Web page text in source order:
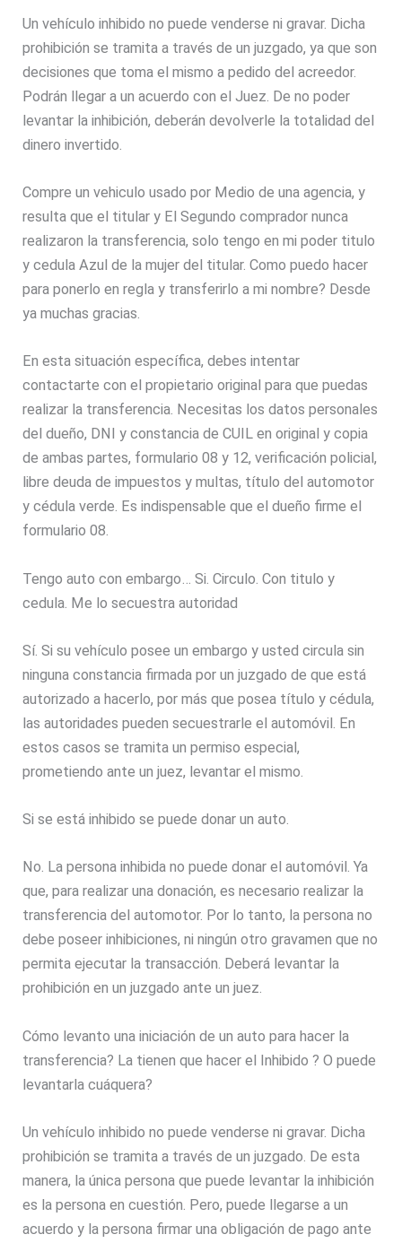
Un vehículo inhibido no puede venderse ni gravar. Dicha
prohibición se tramita a través de un juzgado, ya que son
decisiones que toma el mismo a pedido del acreedor.
Podrán llegar a un acuerdo con el Juez. De no poder
levantar la inhibición, deberán devolverle la totalidad del
dinero invertido.
Compre un vehiculo usado por Medio de una agencia, y
resulta que el titular y El Segundo comprador nunca
realizaron la transferencia, solo tengo en mi poder titulo
y cedula Azul de la mujer del titular. Como puedo hacer
para ponerlo en regla y transferirlo a mi nombre? Desde
ya muchas gracias.
En esta situación específica, debes intentar
contactarte con el propietario original para que puedas
realizar la transferencia. Necesitas los datos personales
del dueño, DNI y constancia de CUIL en original y copia
de ambas partes, formulario 08 y 12, verificación policial,
libre deuda de impuestos y multas, título del automotor
y cédula verde. Es indispensable que el dueño firme el
formulario 08.
Tengo auto con embargo… Si. Circulo. Con titulo y
cedula. Me lo secuestra autoridad
Sí. Si su vehículo posee un embargo y usted circula sin
ninguna constancia firmada por un juzgado de que está
autorizado a hacerlo, por más que posea título y cédula,
las autoridades pueden secuestrarle el automóvil. En
estos casos se tramita un permiso especial,
prometiendo ante un juez, levantar el mismo.
Si se está inhibido se puede donar un auto.
No. La persona inhibida no puede donar el automóvil. Ya
que, para realizar una donación, es necesario realizar la
transferencia del automotor. Por lo tanto, la persona no
debe poseer inhibiciones, ni ningún otro gravamen que no
permita ejecutar la transacción. Deberá levantar la
prohibición en un juzgado ante un juez.
Cómo levanto una iniciación de un auto para hacer la
transferencia? La tienen que hacer el Inhibido ? O puede
levantarla cuáquera?
Un vehículo inhibido no puede venderse ni gravar. Dicha
prohibición se tramita a través de un juzgado. De esta
manera, la única persona que puede levantar la inhibición
es la persona en cuestión. Pero, puede llegarse a un
acuerdo y la persona firmar una obligación de pago ante